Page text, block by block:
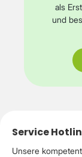
als
und
Service
Unsere